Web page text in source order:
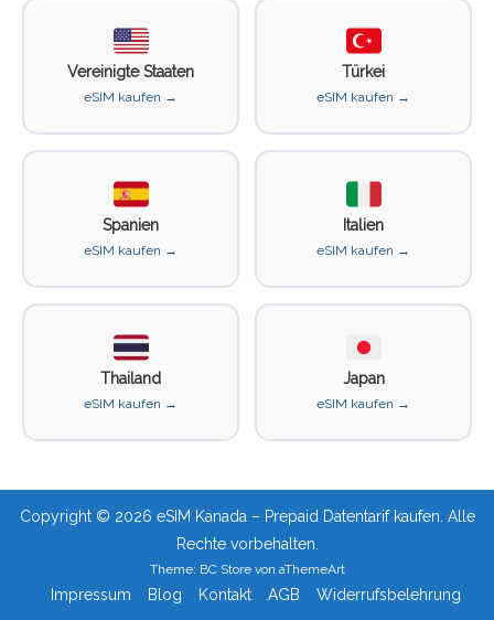
Vereinigte Staaten
eSIM kaufen →
Türkei
eSIM kaufen →
Spanien
eSIM kaufen →
Italien
eSIM kaufen →
Thailand
eSIM kaufen →
Japan
eSIM kaufen →
Copyright © 2026 eSIM Kanada – Prepaid Datentarif kaufen. Alle
Rechte vorbehalten.
Theme: BC Storevon aThemeArt
Impressum Blog Kontakt AGB Widerrufsbelehrung